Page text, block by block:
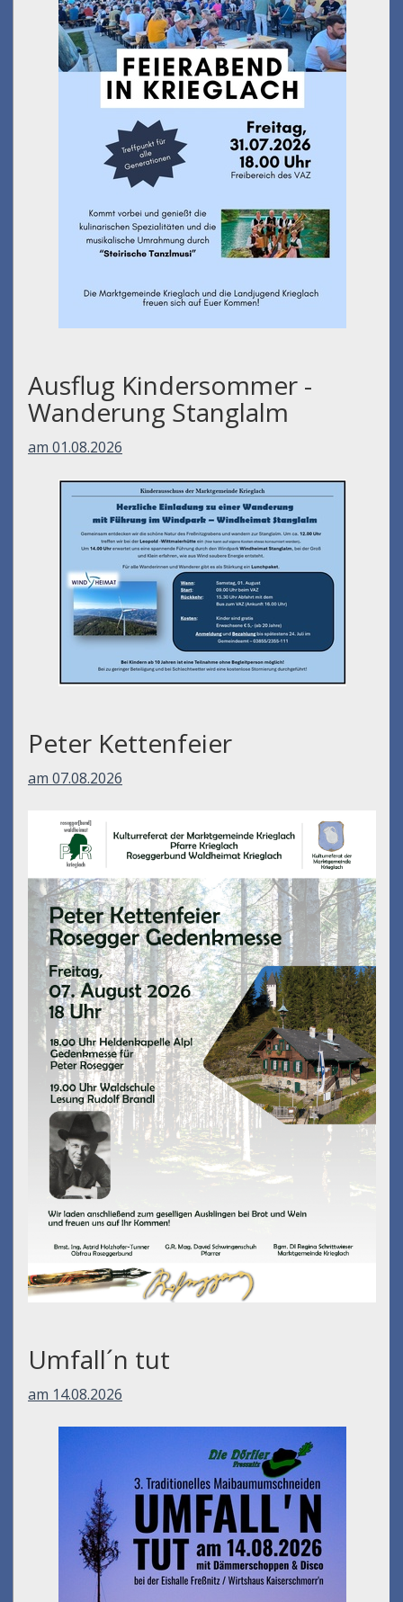
Ausflug Kindersommer -
Wanderung Stanglalm
am 01.08.2026
Peter Kettenfeier
am 07.08.2026
Umfall´n tut
am 14.08.2026